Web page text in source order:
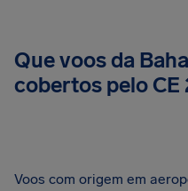
Que voos da
cobertos pelo CE
Voos com origem em